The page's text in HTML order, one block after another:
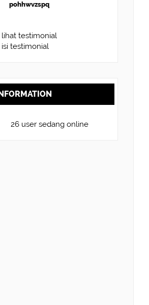
lihat testimonial
isi testimonial
26 user sedang online